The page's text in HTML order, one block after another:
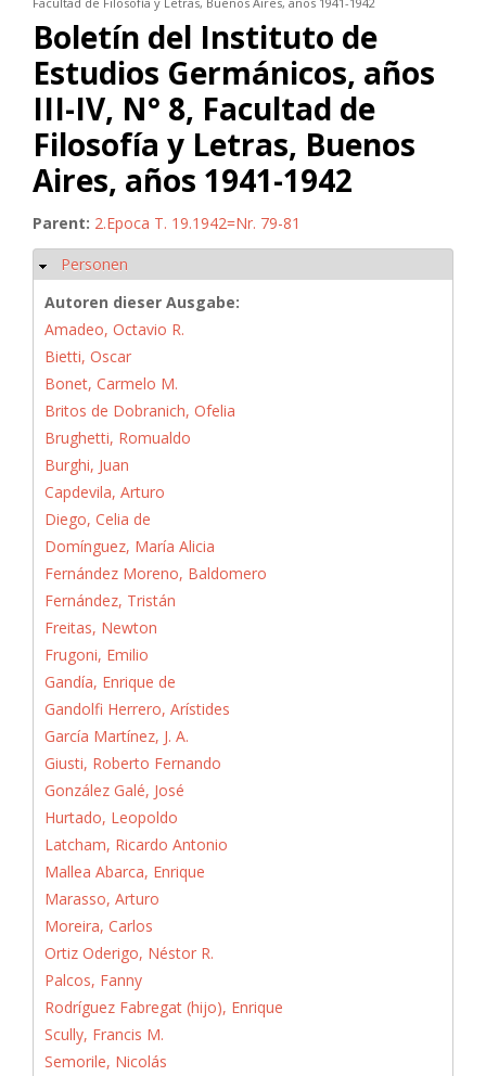
Boletín del Instituto de
Estudios Germánicos, años
III-IV, N° 8, Facultad de
Filosofía y Letras, Buenos
Aires, años 1941-1942
Parent: 2.Epoca T. 19.1942=Nr. 79-81
Hide
Personen
Autoren dieser Ausgabe:
Amadeo, Octavio R.
Bietti, Oscar
Bonet, Carmelo M.
Britos de Dobranich, Ofelia
Brughetti, Romualdo
Burghi, Juan
Capdevila, Arturo
Diego, Celia de
Domínguez, María Alicia
Fernández Moreno, Baldomero
Fernández, Tristán
Freitas, Newton
Frugoni, Emilio
Gandía, Enrique de
Gandolfi Herrero, Arístides
García Martínez, J. A.
Giusti, Roberto Fernando
González Galé, José
Hurtado, Leopoldo
Latcham, Ricardo Antonio
Mallea Abarca, Enrique
Marasso, Arturo
Moreira, Carlos
Ortiz Oderigo, Néstor R.
Palcos, Fanny
Rodríguez Fabregat (hijo), Enrique
Scully, Francis M.
Semorile, Nicolás